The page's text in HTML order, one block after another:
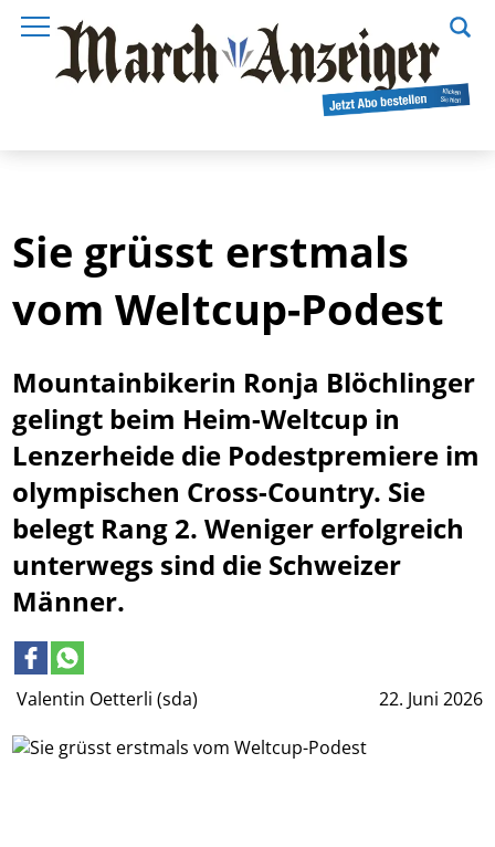
Valentin Oetterli (sda) 22. Juni 2026
Sie grüsst erstmals
vom Weltcup-Podest
Mountainbikerin Ronja Blöchlinger
gelingt beim Heim-Weltcup in
Lenzerheide die Podestpremiere im
olympischen Cross-Country. Sie
belegt Rang 2. Weniger erfolgreich
unterwegs sind die Schweizer
Männer.